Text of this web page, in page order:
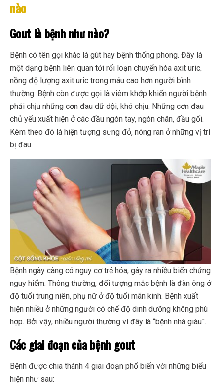
nào
Gout là bệnh như nào?
Bệnh có tên gọi khác là gút hay bệnh thống phong. Đây là
một dạng bệnh liên quan tới rối loạn chuyển hóa axit uric,
nồng độ lượng axit uric trong máu cao hơn người bình
thường. Bệnh còn được gọi là viêm khớp khiến người bệnh
phải chịu những cơn đau dữ dội, khó chịu. Những cơn đau
chủ yếu xuất hiện ở các đầu ngón tay, ngón chân, đầu gối.
Kèm theo đó là hiện tượng sưng đỏ, nóng ran ở những vị trí
bị đau.
Bệnh ngày càng có nguy cơ trẻ hóa, gây ra nhiều biến chứng
nguy hiểm. Thông thường, đối tượng mắc bệnh là đàn ông ở
độ tuổi trung niên, phụ nữ ở độ tuổi mãn kinh. Bệnh xuất
hiện nhiều ở những người có chế độ dinh dưỡng không phù
hợp. Bởi vậy, nhiều người thường ví đây là “bệnh nhà giàu”.
Các giai đoạn của bệnh gout
Bệnh được chia thành 4 giai đoạn phổ biến với những biểu
hiện như sau: